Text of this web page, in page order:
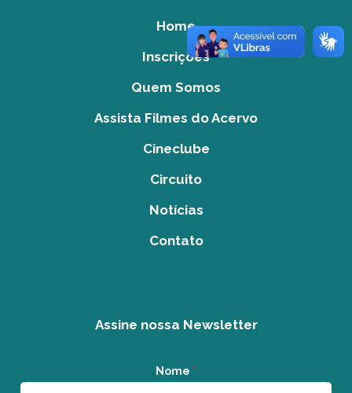
Home
Inscrições
Quem Somos
Assista Filmes do Acervo
Cineclube
Circuito
Notícias
Contato
Assine nossa Newsletter
Nome *